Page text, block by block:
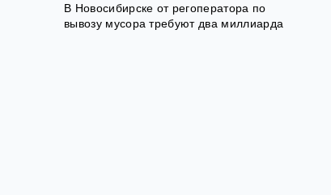
В Новосибирске от регоператора по
вывозу мусора требуют два миллиарда